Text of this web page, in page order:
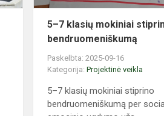
5–7 klasių mokiniai
bendruomeniškumą
Paskelbta: 2025-09-16
Kategorija:Projektinė veikla
5–7 klasių mokiniai stiprino
bendruomeniškumą per